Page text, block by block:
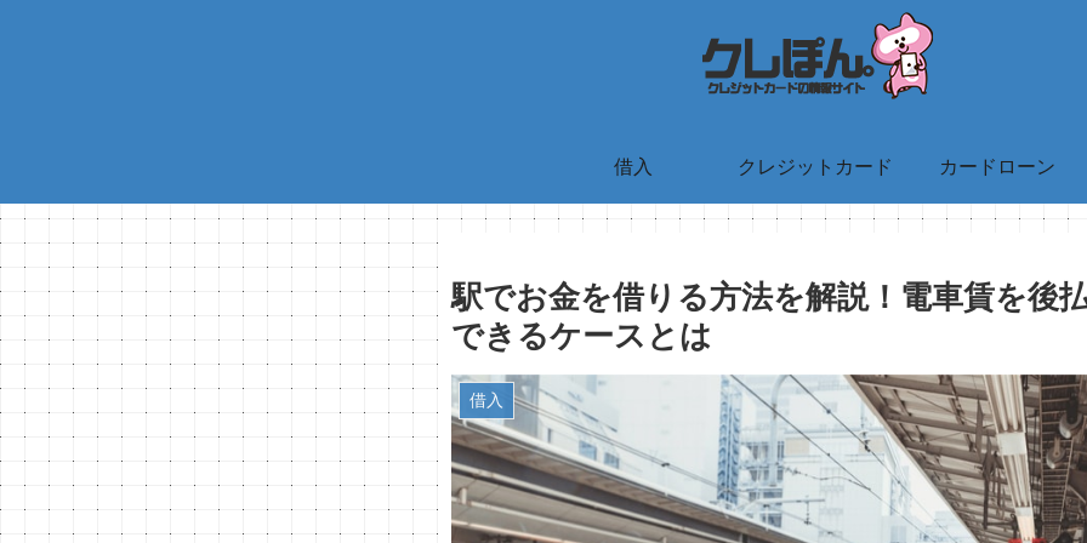
借入 クレジットカード カードローン
駅でお金を借りる方法を解説！電車賃を後
できるケースとは
借入